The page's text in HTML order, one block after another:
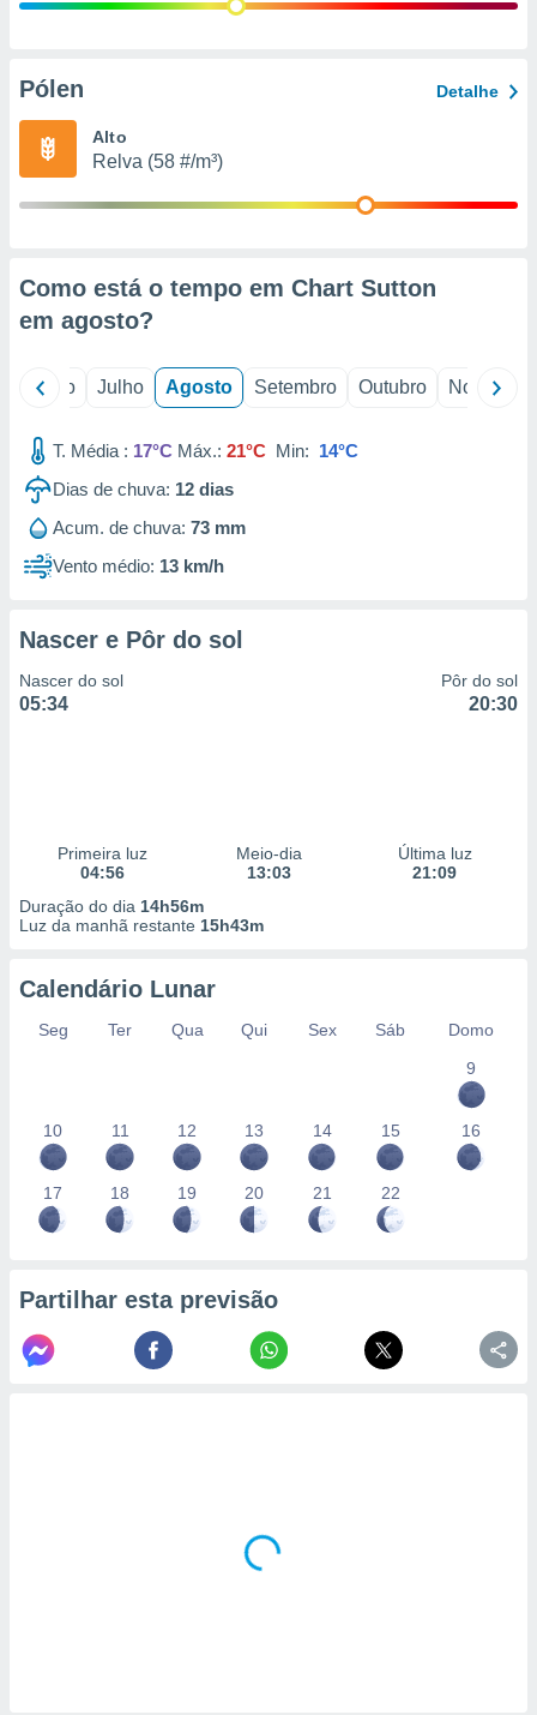
e
de
Pólen Detalhe
Alto
Relva (58 #/m³)
Como está o tempo em Chart Sutton
em agosto?
Junho Julho Agosto Setembro Outubro Novembro
T. Média : 17°C Máx.: 21°C Min: 14°C
Dias de chuva: 12 dias
Acum. de chuva: 73 mm
Vento médio: 13 km/h
Nascer e Pôr do sol
Nascer do sol
05:34
Pôr do sol
20:30
Primeira luz
04:56
Meio-dia
13:03
Última luz
21:09
Duração do dia 14h56m
Luz da manhã restante 15h43m
Calendário Lunar
Seg Ter Qua Qui Sex Sáb
Domo
9
10 11 12 13 14 15 16
17 18 19 20 21 22
Partilhar esta previsão